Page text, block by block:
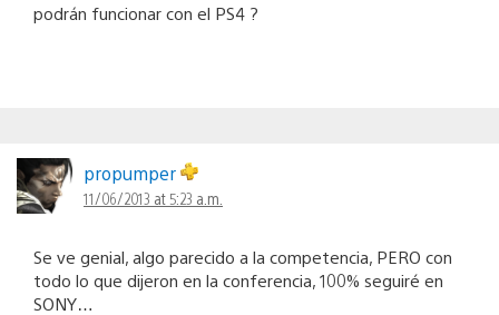
podrán funcionar con el PS4 ?
propumper
11/06/2013 at 5:23 a.m.
Se ve genial, algo parecido a la competencia, PERO con
todo lo que dijeron en la conferencia, 100% seguiré en
SONY…